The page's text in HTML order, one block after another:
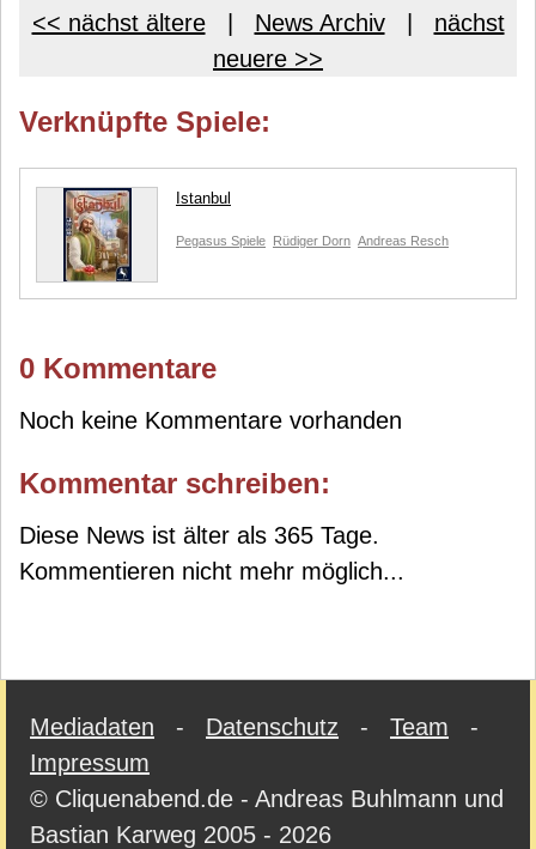
<< nächst ältere| News Archiv| nächst
neuere >>
Verknüpfte Spiele:
Istanbul
Pegasus Spiele Rüdiger Dorn Andreas Resch
0 Kommentare
Noch keine Kommentare vorhanden
Kommentar schreiben:
Diese News ist älter als 365 Tage.
Kommentieren nicht mehr möglich...
Mediadaten - Datenschutz - Team -
Impressum
© Cliquenabend.de - Andreas Buhlmann und
Bastian Karweg 2005 - 2026